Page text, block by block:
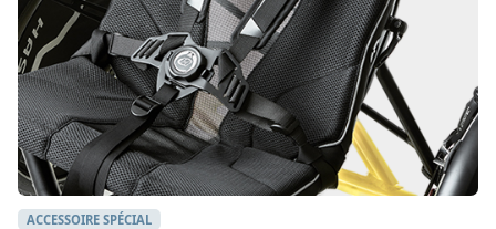
ACCESSOIRE SPÉCIAL